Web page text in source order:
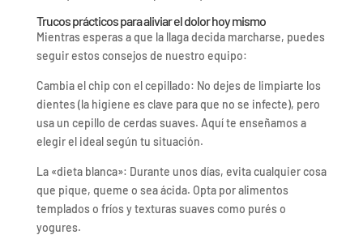
Trucos prácticos para aliviar el dolor hoy mismo
Mientras esperas a que la llaga decida marcharse, puedes
seguir estos consejos de nuestro equipo:
Cambia el chip con el cepillado: No dejes de limpiarte los
dientes (la higiene es clave para que no se infecte), pero
usa un cepillo de cerdas suaves. Aquí te enseñamos a
elegir el ideal según tu situación.
La «dieta blanca»: Durante unos días, evita cualquier cosa
que pique, queme o sea ácida. Opta por alimentos
templados o fríos y texturas suaves como purés o
yogures.